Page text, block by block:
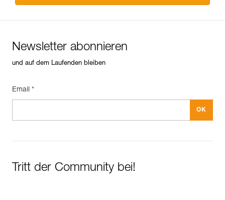
Newsletter abonnieren
und auf dem Laufenden bleiben
Email *
Tritt der Community bei!